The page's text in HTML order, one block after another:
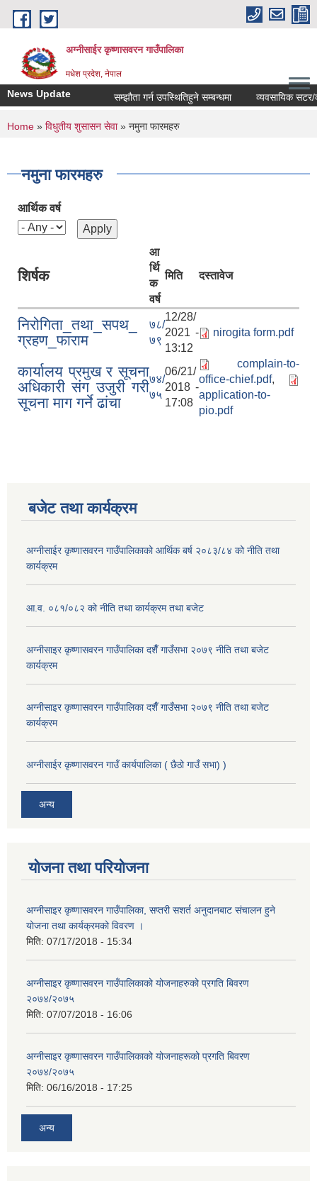
Skip to main content
अग्नीसाईर कृष्णासवरन गाउँपालिका
मधेश प्रदेश, नेपाल
News Update सम्झौता गर्न उपस्थितिहुने सम्बन्धमा व्यवसायिक सटर/
You are here
Home » विधुतीय शुसासन सेवा» नमुना फारमहरु
नमुना फारमहरु
आर्थिक वर्ष
शिर्षक
आ
र्थि
क
वर्ष
मिति दस्तावेज
निरोगिता_तथा_सपथ_
ग्रहण_फाराम
७८/
७९
12/28/
2021 -
13:12
nirogita form.pdf
कार्यालय प्रमुख र सूचना
अधिकारी संग उजुरी गरी
सूचना माग गर्ने ढांचा
७४/
७५
06/21/
2018 -
17:08
complain-to-
office-chief.pdf,
application-to-
pio.pdf
बजेट तथा कार्यक्रम
अग्नीसाईर कृष्णासवरन गाउँपालिकाको आर्थिक बर्ष २०८३/८४ को नीति तथा
कार्यक्रम
आ.व. ०८१/०८२ को नीति तथा कार्यक्रम तथा बजेट
अग्नीसाइर कृष्णासवरन गाउँपालिका दशैँ गाउँसभा २०७९ नीति तथा बजेट
कार्यक्रम
अग्नीसाइर कृष्णासवरन गाउँपालिका दशैँ गाउँसभा २०७९ नीति तथा बजेट
कार्यक्रम
अग्नीसाईर कृष्णासवरन गाउँ कार्यपालिका ( छैठो गाउँ सभा) )
अन्य
योजना तथा परियोजना
अग्नीसाइर कृष्णासवरन गाउँपालिका, सप्तरी सशर्त अनुदानबाट संचालन हुने
योजना तथा कार्यक्रमको विवरण ।
मिति: 07/17/2018 - 15:34
अग्नीसाइर कृष्णासवरन गाउँपालिकाको योजनाहरुको प्रगति बिवरण
२०७४/२०७५
मिति: 07/07/2018 - 16:06
अग्नीसाइर कृष्णासवरन गाउँपालिकाको योजनाहरूको प्रगति बिवरण
२०७४/२०७५
मिति: 06/16/2018 - 17:25
अन्य